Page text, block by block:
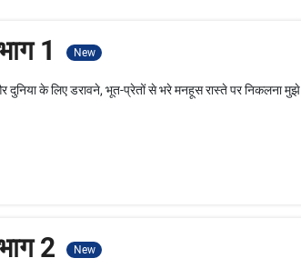
1 New
दुनिया के लिए डरावने, भूत-प्रेतों से भरे मनहूस रास्ते पर निकलना मुझे
2 New